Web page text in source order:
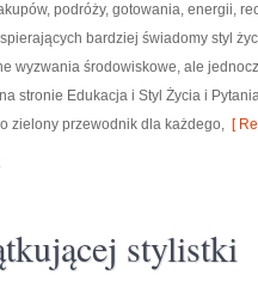
podróży, gotowania, energii,
bardziej świadomy styl
wyzwania środowiskowe, ale
stronie Edukacja i Styl Życia i
zielony przewodnik dla każdego, [
stylistki